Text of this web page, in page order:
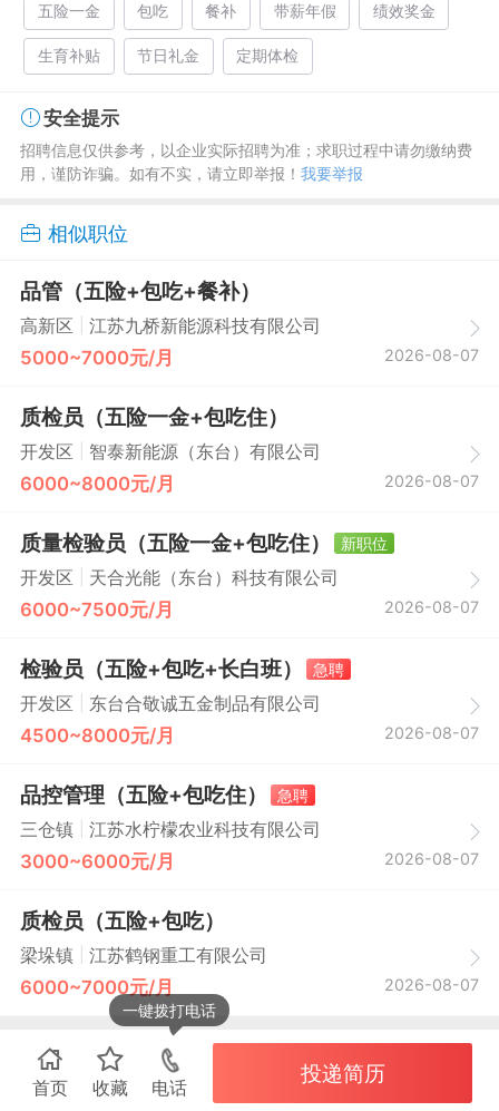
五险一金 包吃 餐补 带薪年假 绩效奖金
生育补贴 节日礼金 定期体检
安全提示
招聘信息仅供参考，以企业实际招聘为准；求职过程中请勿缴纳费
用，谨防诈骗。如有不实，请立即举报！ 我要举报
相似职位
品管（五险+包吃+餐补）
高新区 江苏九桥新能源科技有限公司
5000~7000元/月 2026-08-07
质检员（五险一金+包吃住）
开发区 智泰新能源（东台）有限公司
6000~8000元/月 2026-08-07
质量检验员（五险一金+包吃住）
新职位
开发区
天合光能（东台）科技有限公司
6000~7500元/月 2026-08-07
检验员（五险+包吃+长白班）
急聘
开发区
东台合敬诚五金制品有限公司
4500~8000元/月 2026-08-07
品控管理（五险+包吃住）
急聘
三仓镇
江苏水柠檬农业科技有限公司
3000~6000元/月 2026-08-07
质检员（五险+包吃）
梁垛镇 江苏鹤钢重工有限公司
6000~7000元/月 2026-08-07
首页 收藏 电话
一键拨打电话
投递简历